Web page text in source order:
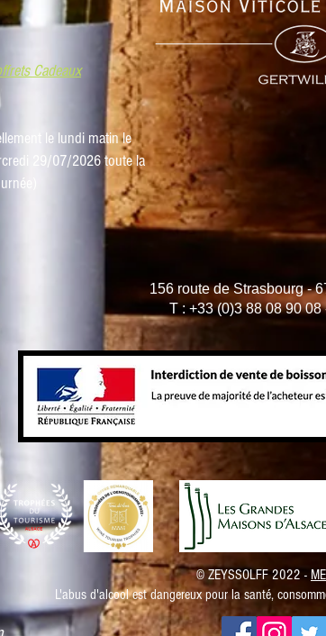
Cadeaux
le lundi matin le
29/07/2026 toute la
156 route de Strasbourg -
T : +33 (0)3 88 08 90
© ZEYSSOLFF 2022 -
L'abus d'alcool est dangereux pour la santé,